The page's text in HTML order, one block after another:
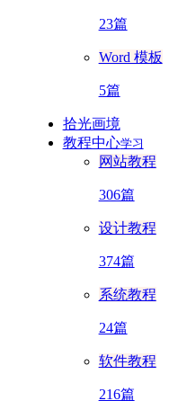
23篇
Word 模板
5篇
拾光画境
教程中心学习
网站教程
306篇
设计教程
374篇
系统教程
24篇
软件教程
216篇